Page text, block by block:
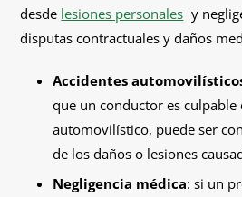
desde lesiones personales y
disputas contractuales y daños
Accidentes
que un conductor es culpable
automovilístico, puede ser
de los daños o lesiones
Negligencia médica: si un